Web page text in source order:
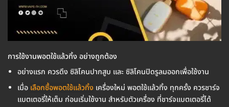
การใช้งานพอตใช้แล้วทิ้ง อย่างถูกต้อง
อย่างแรก ควรดึง ซิลิโคนปากสูบ และ ซิลิโคนปิดรูลมออกเพื่อใช้งาน
เมื่อ เลือกซื้อพอตใช้แล้วทิ้งเครื่องใหม่ พอตใช้แล้วทิ้ง ทุกครั้ง ควรชาร์จ
แบตเตอรี่ให้เต็ม ก่อนเริ่มใช้งาน สำหรับตัวเครื่อง ที่ชาร์จแบตเตอรี่ได้